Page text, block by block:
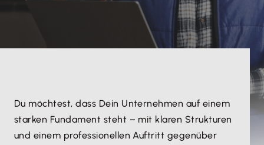
Du möchtest, dass Dein Unternehmen auf einem
starken Fundament steht – mit klaren Strukturen
und einem professionellen Auftritt gegenüber